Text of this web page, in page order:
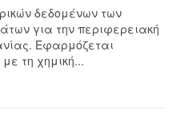
δεδομένων των
για την περιφερειακή
Εφαρμόζεται
τη χημική...